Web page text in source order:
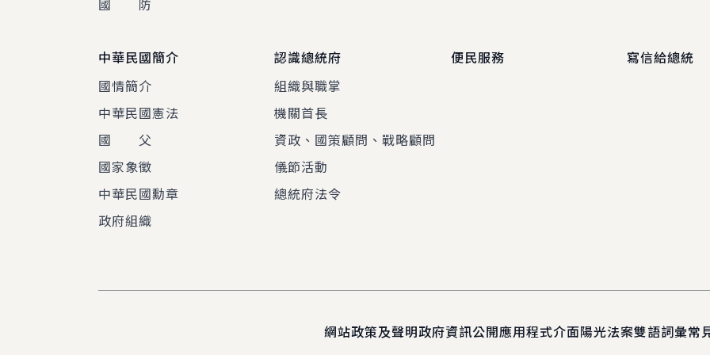
國 防
中華民國簡介
國情簡介
中華民國憲法
國 父
國家象徵
中華民國勳章
政府組織
認識總統府
組織與職掌
機關首長
資政、國策顧問、戰略顧問
儀節活動
總統府法令
便民服務 寫信給總統
網站政策及聲明政府資訊公開應用程式介面陽光法案雙語詞彙常